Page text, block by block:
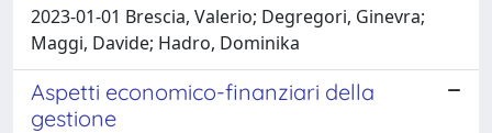
2023-01-01 Brescia, Valerio; Degregori, Ginevra;
Maggi, Davide; Hadro, Dominika
Aspetti economico-finanziari della
gestione